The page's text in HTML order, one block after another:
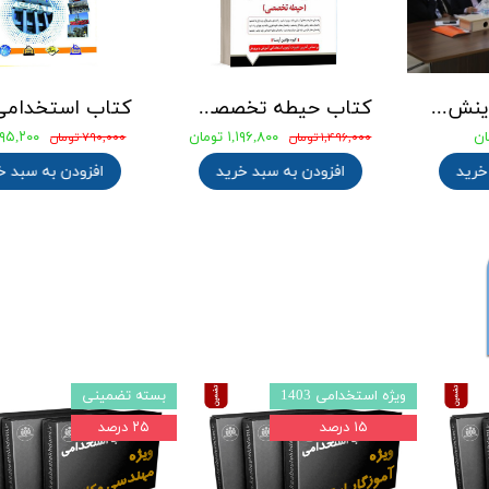
۷۹۰,۰۰۰ تومان
افزودن به
۱,۴۹۶,۰۰۰ تومان ۱,۱۹۶,۸۰۰ تومان
افزودن به سبد خرید
۰ تومان
سبد خرید
بسته تضمینی
ویژه استخدامی 1403